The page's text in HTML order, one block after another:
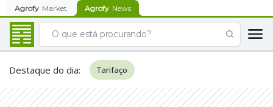
Agrofy Market Agrofy News
Destaque do dia: Tarifaço